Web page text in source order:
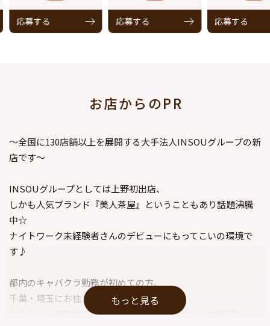
応募する 応募する 応募する
お店からのPR
～全国に130店舗以上を展開する大手法人INSOUグループの新
店です～
INSOUグループとしては上野初出店、
しかも人気ブランド『美人茶屋』ということもあり話題沸騰
中☆
ナイトワーク未経験者さんのデビューにもってこいの環境で
す♪
都内のキャバクラ勤務が初めての方、
千葉・埼玉にお住まいの方も積極採用中！
もちろん、現在他店に在籍している経験者さんも大歓迎！
もっと見る